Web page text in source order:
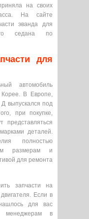
на своих
На сайте
эванда для
седана по
для
автомобиль
Корее. В Европе,
выпускался под
при покупке,
представляться
деталей.
полностью
размерам и
для ремонта
запчасти на
Если в
для вас
менеджерам в